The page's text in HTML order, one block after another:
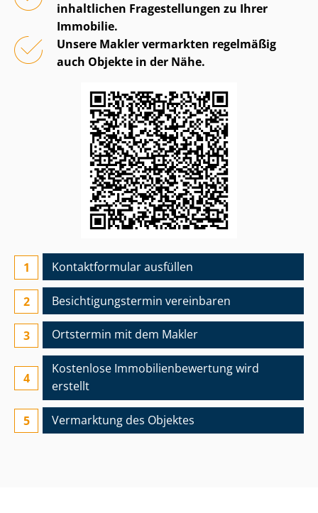
inhaltlichen Fragestellungen zu Ihrer
Immobilie.
Unsere Makler vermarkten regelmäßig
auch Objekte in der Nähe.
Kontaktformular ausfüllen
Besichtigungs­termin vereinbaren
Ortstermin mit dem Makler
Kostenlose Im­mo­bi­li­en­be­wer­tung wird
erstellt
Vermarktung des Objektes